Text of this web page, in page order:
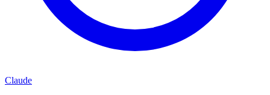
Claude